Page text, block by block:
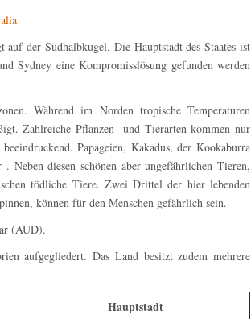
der Südhalbkugel. Die Hauptstadt des Staates ist
Sydney eine Kompromisslösung gefunden werden
Während im Norden tropische Temperaturen
Zahlreiche Pflanzen- und Tierarten kommen nur
Papageien, Kakadus, der Kookaburra
diesen schönen aber ungefährlichen Tieren,
tödliche Tiere. Zwei Drittel der hier lebenden
können für den Menschen gefährlich sein.
(AUD).
aufgegliedert. Das Land besitzt zudem mehrere
Hauptstadt